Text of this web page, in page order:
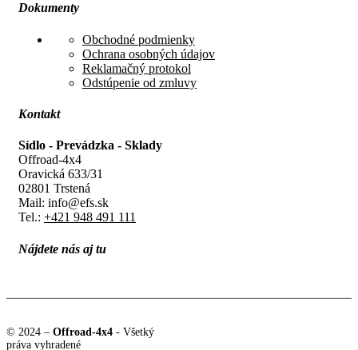
Dokumenty
Obchodné podmienky
Ochrana osobných údajov
Reklamačný protokol
Odstúpenie od zmluvy
Kontakt
Sídlo - Prevádzka - Sklady
Offroad-4x4
Oravická 633/31
02801 Trstená
Mail: info@efs.sk
Tel.: +421 948 491 111
Nájdete nás aj tu
© 2024 – Offroad-4x4 - Všetký
práva vyhradené